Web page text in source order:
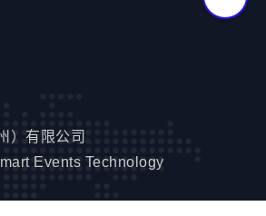
）有限公司
Events Technology